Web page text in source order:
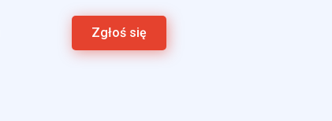
Zgłoś się